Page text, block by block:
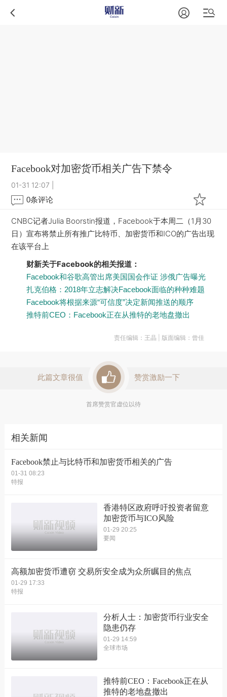
Facebook对加密货币相关广告下禁令
01-31 12:07
0条评论
CNBC记者Julia Boorstin报道，Facebook于本周二（1月30
日）宣布将禁止所有推广比特币、加密货币和ICO的广告出现
在该平台上
财新关于Facebook的相关报道：
Facebook和谷歌高管出席美国国会作证 涉俄广告曝光
扎克伯格：2018年立志解决Facebook面临的种种难题
Facebook将根据来源“可信度”决定新闻推送的顺序
推特前CEO：Facebook正在从推特的老地盘撤出
责任编辑：王晶 | 版面编辑：曾佳
此篇文章很值 赞赏激励一下
首席赞赏官虚位以待
相关新闻
Facebook禁止与比特币和加密货币相关的广告
01-31 08:23
特报
香港特区政府呼吁投资者留意
加密货币与ICO风险
01-29 20:25
要闻
高额加密货币遭窃 交易所安全成为众所瞩目的焦点
01-29 17:33
特报
分析人士：加密货币行业安全
隐患仍存
01-29 14:59
全球市场
推特前CEO：Facebook正在从
推特的老地盘撤出